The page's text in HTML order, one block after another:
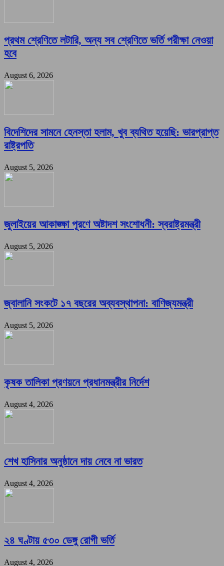
প্রথম শ্রেণিতে লটারি, অন্য সব শ্রেণিতে ভর্তি পরীক্ষা নেওয়া
হবে
August 6, 2026
বিদেশিদের সামনে হেনস্তা হলাম, খুব ব্যথিত হয়েছি: ভারপ্রাপ্ত
রাষ্ট্রপতি
August 5, 2026
জুলাইয়ের আকাঙ্ক্ষা পূরণে অষ্টাদশ সংশোধনী: স্বরাষ্ট্রমন্ত্রী
August 5, 2026
জ্বালানি সংকটে ১৭ বছরের অব্যবস্থাপনা: বাণিজ্যমন্ত্রী
August 5, 2026
কৃষক তালিকা প্রণয়নে প্রধানমন্ত্রীর নির্দেশ
August 4, 2026
শেখ হাসিনার অনুষ্ঠানে দায় নেবে না ভারত
August 4, 2026
২৪ ঘণ্টায় ৫৩০ ডেঙ্গু রোগী ভর্তি
August 4, 2026